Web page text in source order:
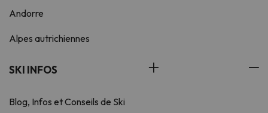
Andorre
Alpes autrichiennes
SKI INFOS
Blog, Infos et Conseils de Ski